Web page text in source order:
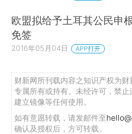
欧盟拟给予土耳其公民申
免签
2016年05月04日 APP打开
财新网所刊载内容之知识产权为
专属所有或持有。未经许可，禁
建立镜像等任何使用。
如有意愿转载，请发邮件至
确认及授权后，方可转载。